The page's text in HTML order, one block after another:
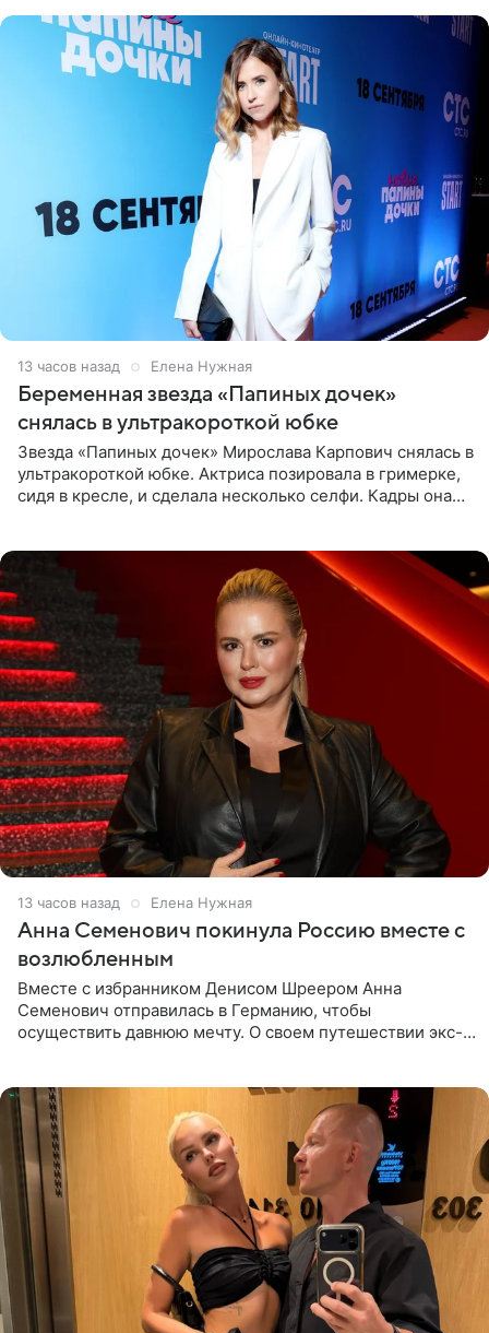
13 часов назад Елена Нужная
Беременная звезда «Папиных дочек»
снялась в ультракороткой юбке
Звезда «Папиных дочек» Мирослава Карпович снялась в
ультракороткой юбке. Актриса позировала в гримерке,
сидя в кресле, и сделала несколько селфи. Кадры она
13 часов назад Елена Нужная
Анна Семенович покинула Россию вместе с
возлюбленным
Вместе с избранником Денисом Шреером Анна
Семенович отправилась в Германию, чтобы
осуществить давнюю мечту. О своем путешествии экс-